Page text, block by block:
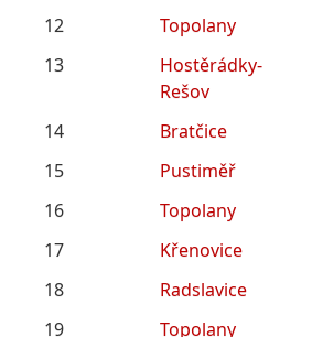
12
Topolany
13
Hostěrádky-
Rešov
14
Bratčice
15
Pustiměř
16
Topolany
17
Křenovice
18
Radslavice
19
Topolany